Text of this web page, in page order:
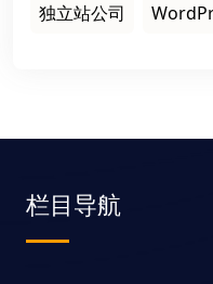
独立站公司
栏目导航